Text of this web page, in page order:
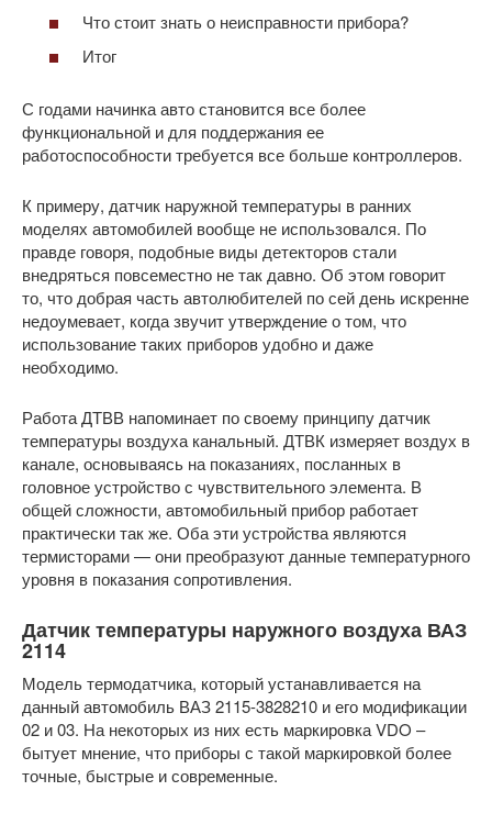
Что стоит знать о неисправности прибора?
Итог
С годами начинка авто становится все более
функциональной и для поддержания ее
работоспособности требуется все больше контроллеров.
К примеру, датчик наружной температуры в ранних
моделях автомобилей вообще не использовался. По
правде говоря, подобные виды детекторов стали
внедряться повсеместно не так давно. Об этом говорит
то, что добрая часть автолюбителей по сей день искренне
недоумевает, когда звучит утверждение о том, что
использование таких приборов удобно и даже
необходимо.
Работа ДТВВ напоминает по своему принципу датчик
температуры воздуха канальный. ДТВК измеряет воздух в
канале, основываясь на показаниях, посланных в
головное устройство с чувствительного элемента. В
общей сложности, автомобильный прибор работает
практически так же. Оба эти устройства являются
термисторами — они преобразуют данные температурного
уровня в показания сопротивления.
Датчик температуры наружного воздуха ВАЗ
2114
Модель термодатчика, который устанавливается на
данный автомобиль ВАЗ 2115-3828210 и его модификации
02 и 03. На некоторых из них есть маркировка VDO –
бытует мнение, что приборы с такой маркировкой более
точные, быстрые и современные.